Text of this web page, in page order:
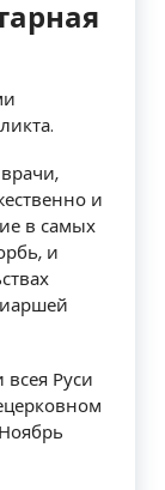
и
в самых
и
Руси